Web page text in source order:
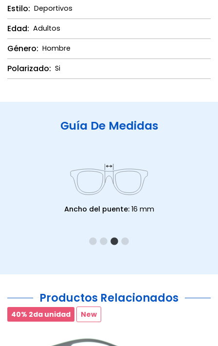
Estilo: Deportivos
Edad: Adultos
Género: Hombre
Polarizado: Si
Guía De Medidas
Ancho del puente: 16 mm
Productos Relacionados
40% 2da unidad New